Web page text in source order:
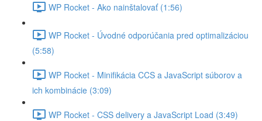
WP Rocket - Ako nainštalovať (1:56)
WP Rocket - Úvodné odporúčania pred optimalizáciou
(5:58)
WP Rocket - Minifikácia CCS a JavaScript súborov a
ich kombinácie (3:09)
WP Rocket - CSS delivery a JavaScript Load (3:49)